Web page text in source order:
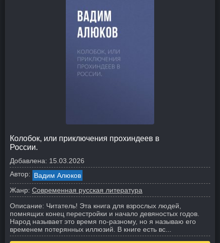
Колобок, или приключения прохиндеев в
России.
Добавлена: 15.03.2026
Автор: Вадим Алюков
Жанр: Современная русская литература
Описание: Читатель! Эта книга для взрослых людей,
помнящих конец перестройки и начало девяностых годов.
Народ называет это время по-разному, но я называю его
временем потерянных иллюзий. В книге есть вс...